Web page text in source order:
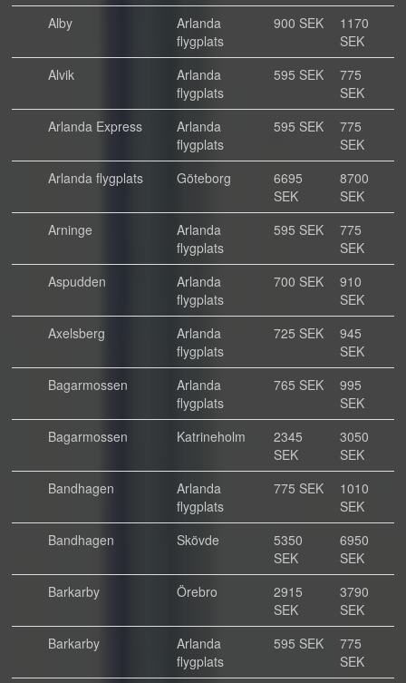
Alby
Arlanda
flygplats
900 SEK
1170
SEK
Alvik
Arlanda
flygplats
595 SEK
775
SEK
Arlanda Express
Arlanda
flygplats
595 SEK
775
SEK
Arlanda flygplats
Göteborg
6695
SEK
8700
SEK
Arninge
Arlanda
flygplats
595 SEK
775
SEK
Aspudden
Arlanda
flygplats
700 SEK
910
SEK
Axelsberg
Arlanda
flygplats
725 SEK
945
SEK
Bagarmossen
Arlanda
flygplats
765 SEK
995
SEK
Bagarmossen
Katrineholm
2345
SEK
3050
SEK
Bandhagen
Arlanda
flygplats
775 SEK
1010
SEK
Bandhagen
Skövde
5350
SEK
6950
SEK
Barkarby
Örebro
2915
SEK
3790
SEK
Barkarby
Arlanda
flygplats
595 SEK
775
SEK